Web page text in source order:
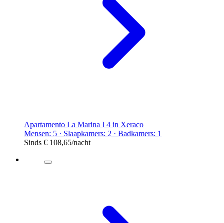
Apartamento La Marina I 4 in Xeraco
Mensen: 5 · Slaapkamers: 2 · Badkamers: 1
Sinds € 108,65/nacht